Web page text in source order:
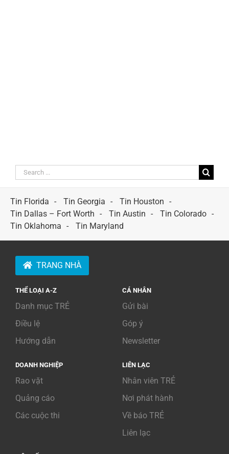
Search
for:
Tin Florida
Tin Georgia
Tin Houston
Tin Dallas – Fort Worth
Tin Austin
Tin Colorado
Tin Oklahoma
Tin Maryland
TRANG NHÀ
THỂ LOẠI A-Z
Danh mục TRẺ
Điều lệ
Hướng dẫn
CÁ NHÂN
Gửi bài
Góp ý
Newsletter
DOANH NGHIỆP
Rao vặt
Quảng cáo
Các cuộc thi
LIÊN LẠC
Nhân viên TRẺ
Nơi phát hành
Về báo TRẺ
Liên lạc